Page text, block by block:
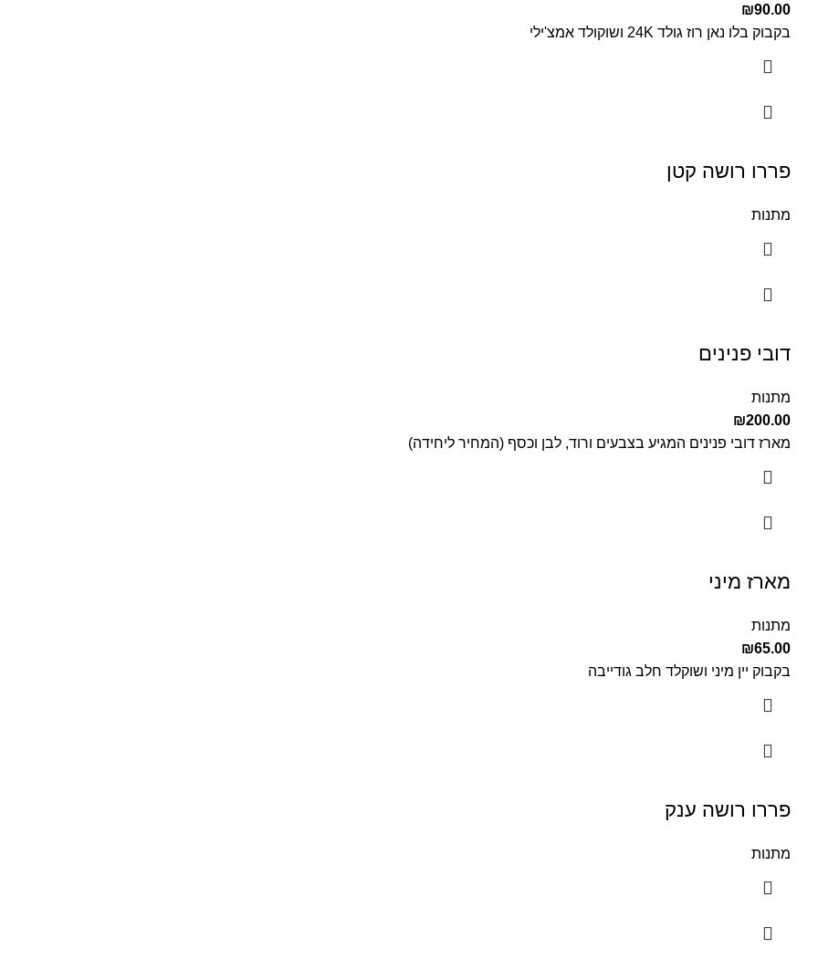
₪90.00
בקבוק בלו נאן רוז גולד 24K ושוקולד אמצ'ילי
פררו רושה קטן
מתנות
דובי פנינים
מתנות
₪200.00
מארז דובי פנינים המגיע בצבעים ורוד, לבן וכסף (המחיר ליחידה)
מארז מיני
מתנות
₪65.00
בקבוק יין מיני ושוקלד חלב גודייבה
פררו רושה ענק
מתנות